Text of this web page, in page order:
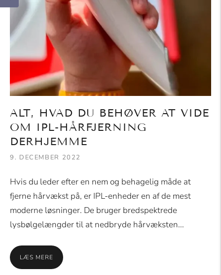
ALT, HVAD DU BEHØVER AT VIDE
OM IPL-HÅRFJERNING
DERHJEMME
9. DECEMBER 2022
Hvis du leder efter en nem og behagelig måde at
fjerne hårvækst på, er IPL-enheder en af de mest
moderne løsninger. De bruger bredspektrede
lysbølgelængder til at nedbryde hårvæksten...
LÆS MERE